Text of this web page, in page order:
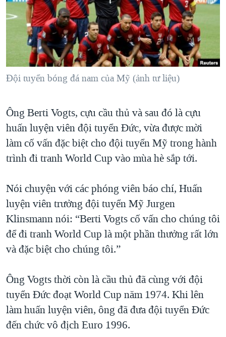
"Tìm"
NGƯỜI VIỆT HẢI NGOẠI
ĐỜI SỐNG
KINH TẾ
KHOA HỌC
SỨC KHOẺ
THỂ THAO
GIÁO DỤC
TẠI
HÀNH TRÌNH BẦU CỬ 2024
MỘT NĂM CHIẾN TRANH TẠI DẢI GAZA
GIẢI MÃ VÀNH ĐAI & CON ĐƯỜNG
NGÀY TỊ NẠN THẾ GIỚI
GROUND ZERO – XƯA VÀ NAY
CHI PHÍ CHIẾN TRANH AFGHANISTAN
CÁC GIÁ TRỊ CỘNG HÒA Ở VIỆT NAM
THƯỢNG ĐỈNH TRUMP-KIM TẠI VIỆT NAM
TRỊNH VĨNH BÌNH VS. CHÍNH PHỦ VIỆT NAM
NGƯ DÂN VIỆT VÀ LÀN SÓNG TRỘM HẢI SÂM
BÊN KIA QUỐC LỘ: TIẾNG VỌNG TỪ NÔNG THÔN MỸ
QUAN HỆ VIỆT MỸ
VIDEO
NGHE
MẠNG XÃ HỘI
Đội tuyển bóng đá nam của Mỹ (ảnh tư liệu)
Ông Berti Vogts, cựu cầu thủ và sau đó là cựu
huấn luyện viên đội tuyển Đức, vừa được mời
làm cố vấn đặc biệt cho đội tuyển Mỹ trong hành
trình đi tranh World Cup vào mùa hè sắp tới.
Nói chuyện với các phóng viên báo chí, Huấn
luyện viên trưởng đội tuyển Mỹ Jurgen
Klinsmann nói: “Berti Vogts cố vấn cho chúng tôi
để đi tranh World Cup là một phần thưởng rất lớn
và đặc biệt cho chúng tôi.”
Ông Vogts thời còn là cầu thủ đã cùng với đội
tuyển Đức đoạt World Cup năm 1974. Khi lên
làm huấn luyện viên, ông đã đưa đội tuyển Đức
đến chức vô địch Euro 1996.